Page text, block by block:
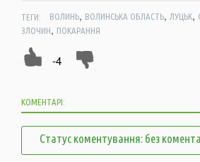
ТЕГИ: ВОЛИНЬ, ВОЛИНСЬКА ОБЛАСТЬ, ЛУЦЬК,
ЗЛОЧИН, ПОКАРАННЯ
-4
КОМЕНТАРІ:
Статус коментування: без